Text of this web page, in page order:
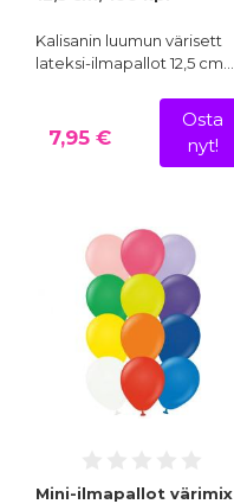
Kalisanin luumun värisett
lateksi-ilmapallot 12,5 cm…
7,95 €
Osta
nyt!
Mini-ilmapallot värimix